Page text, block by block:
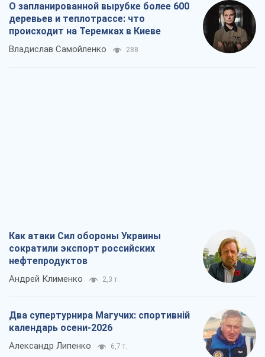
О запланированной вырубке более 600
деревьев и теплотрассе: что
происходит на Теремках в Киеве
Владислав Самойленко 288
Как атаки Сил обороны Украины
сократили экспорт российских
нефтепродуктов
Андрей Клименко 2,3 т.
Два супертурнира Магучих: спортивній
календарь осени-2026
Александр Липенко 6,7 т.